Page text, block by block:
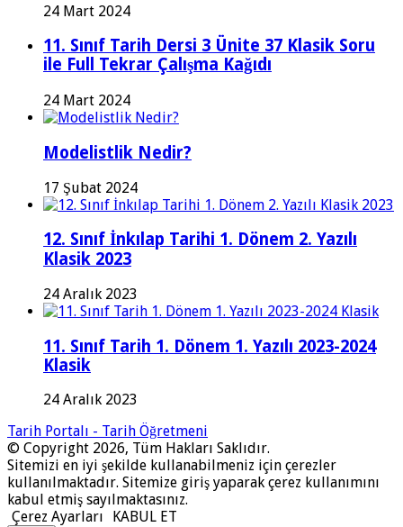
24 Mart 2024
11. Sınıf Tarih Dersi 3 Ünite 37 Klasik Soru
ile Full Tekrar Çalışma Kağıdı
24 Mart 2024
Modelistlik Nedir?
17 Şubat 2024
12. Sınıf İnkılap Tarihi 1. Dönem 2. Yazılı
Klasik 2023
24 Aralık 2023
11. Sınıf Tarih 1. Dönem 1. Yazılı 2023-2024
Klasik
24 Aralık 2023
Tarih Portalı - Tarih Öğretmeni
© Copyright 2026, Tüm Hakları Saklıdır.
Sitemizi en iyi şekilde kullanabilmeniz için çerezler
kullanılmaktadır. Sitemize giriş yaparak çerez kullanımını
kabul etmiş sayılmaktasınız.
Çerez Ayarları
KABUL ET